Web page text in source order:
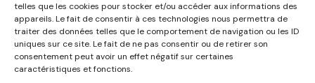
telles que les cookies pour stocker et/ou accéder aux informations des
appareils. Le fait de consentir à ces technologies nous permettra de
traiter des données telles que le comportement de navigation ou les ID
uniques sur ce site. Le fait de ne pas consentir ou de retirer son
consentement peut avoir un effet négatif sur certaines
caractéristiques et fonctions.